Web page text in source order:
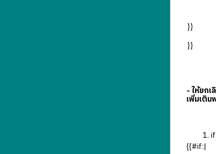
}}
}}
- ให้ยก
เพิ่มเติ
{{#if:|